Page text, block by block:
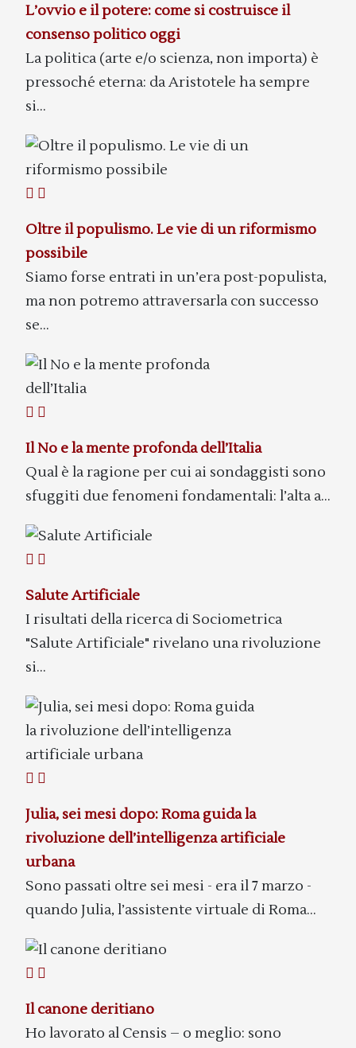
L’ovvio e il potere: come si costruisce il
consenso politico oggi
La politica (arte e/o scienza, non importa) è
pressoché eterna: da Aristotele ha sempre
si...
Oltre il populismo. Le vie di un riformismo
possibile
Siamo forse entrati in un’era post-populista,
ma non potremo attraversarla con successo
se...
Il No e la mente profonda dell’Italia
Qual è la ragione per cui ai sondaggisti sono
sfuggiti due fenomeni fondamentali: l’alta a...
Salute Artificiale
I risultati della ricerca di Sociometrica
"Salute Artificiale" rivelano una rivoluzione
si...
Julia, sei mesi dopo: Roma guida la
rivoluzione dell’intelligenza artificiale
urbana
Sono passati oltre sei mesi - era il 7 marzo -
quando Julia, l’assistente virtuale di Roma...
Il canone deritiano
Ho lavorato al Censis – o meglio: sono